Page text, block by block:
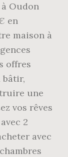
à Oudon
en
maison à
offres
bâtir,
une
vos rêves
2
avec